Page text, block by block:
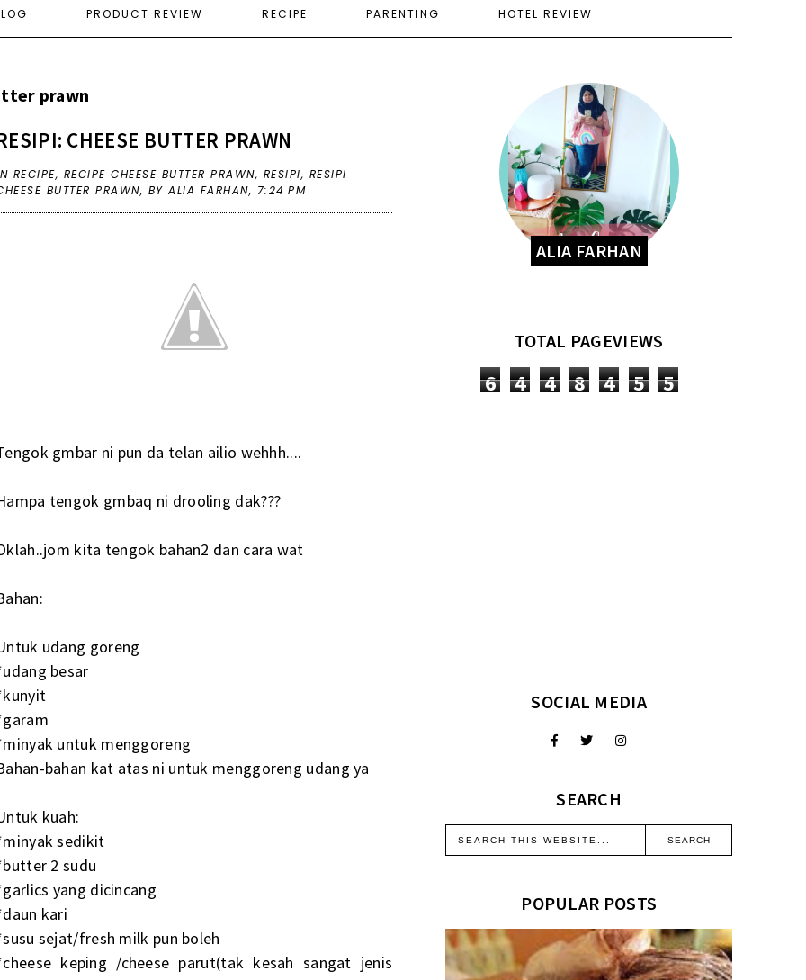
PRODUCT REVIEW RECIPE PARENTING HOTEL REVIEW
prawn
CHEESE BUTTER PRAWN
RECIPE, RECIPE CHEESE BUTTER PRAWN, RESIPI, RESIPI
BUTTER PRAWN, BY ALIA FARHAN, 7:24 PM
gmbar ni pun da telan ailio wehhh....
tengok gmbaq ni drooling dak???
kita tengok bahan2 dan cara wat
udang goreng
besar
untuk menggoreng
bahan kat atas ni untuk menggoreng udang ya
kuah:
sedikit
2 sudu
yang dicincang
kari
sejat/fresh milk pun boleh
keping /cheese parut(tak kesah sangat jenis
ALIA FARHAN
TOTAL PAGEVIEWS
6 4 4 8 4 5 5
SOCIAL MEDIA
SEARCH
POPULAR POSTS